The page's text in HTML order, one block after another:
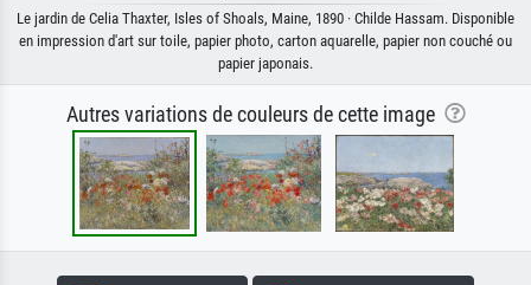
Le jardin de Celia Thaxter, Isles of Shoals, Maine, 1890 · Childe Hassam. Disponible
en impression d'art sur toile, papier photo, carton aquarelle, papier non couché ou
papier japonais.
Autres variations de couleurs de cette image